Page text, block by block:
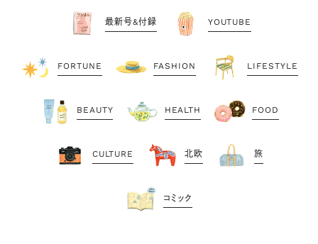
最新号&付録 YOUTUBE
FORTUNE FASHION LIFESTYLE
BEAUTY HEALTH FOOD
CULTURE 北欧 旅
コミック